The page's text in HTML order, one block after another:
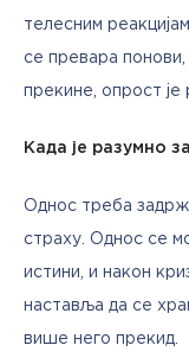
телесним
се превара
прекине, опрост је
Када је разумно
Однос треба
страху. Однос се
истини, и након
наставља да се
више него прекид.